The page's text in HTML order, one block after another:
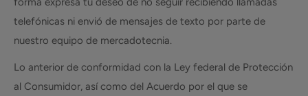
telefónicas ni envió de mensajes de texto por parte de
nuestro equipo de mercadotecnia.
Lo anterior de conformidad con la Ley federal de Protección
al Consumidor, así como del Acuerdo por el que se